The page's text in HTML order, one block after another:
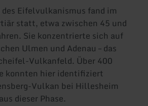
des Eifelvulkanismus fand im
statt, etwa zwischen 45 und
Sie konzentrierte sich auf
Ulmen und Adenau – das
Vulkanfeld. Über 400
konnten hier identifiziert
Vulkan bei Hillesheim
dieser Phase.